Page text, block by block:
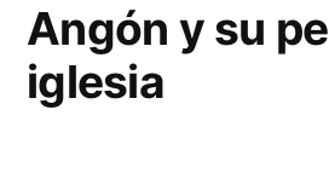
Angón y su
iglesia